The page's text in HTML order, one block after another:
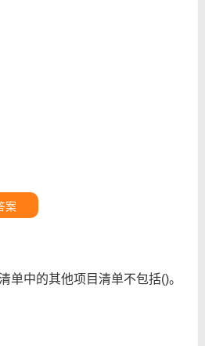
案
单中的其他项目清单不包括()。